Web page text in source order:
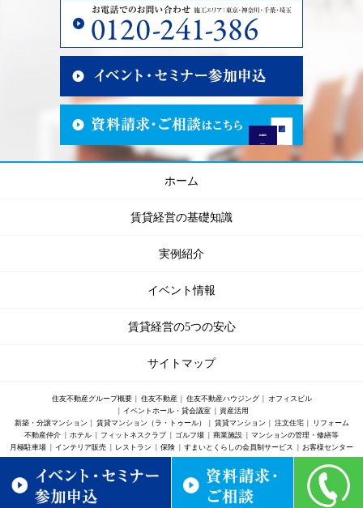
ホーム
賃貸経営の基礎知識
実例紹介
イベント情報
賃貸経営の5つの安心
サイトマップ
住友不動産グループ概要 住友不動産 住友不動産ハウジング
オフィスビル
イベントホール・貸会議室
資産活用
新築・分譲マンション
賃貸マンション（ラ・トゥール） 賃貸マンション 注文住宅
リフォーム
不動産仲介
ホテル フィットネスクラブ ゴルフ場 商業施設
マンションの管理・修繕等
月極駐車場
インテリア販売 レストラン 保険 すまいとくらしの会員制サービス お客様センター